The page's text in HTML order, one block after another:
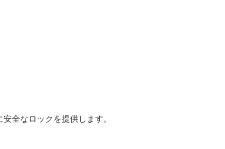
全なロックを提供します。